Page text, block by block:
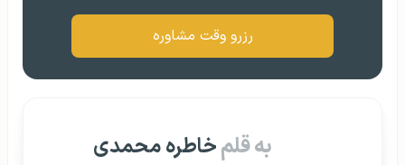
رزرو وقت مشاوره
به قلمخاطره محمدی